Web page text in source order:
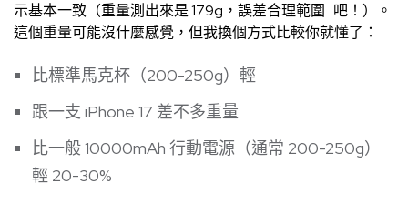
示基本一致（重量測出來是 179g，誤差合理範圍…吧！）。
這個重量可能沒什麼感覺，但我換個方式比較你就懂了：
比標準馬克杯（200-250g）輕
跟一支 iPhone 17 差不多重量
比一般 10000mAh 行動電源（通常 200-250g）
輕 20-30%